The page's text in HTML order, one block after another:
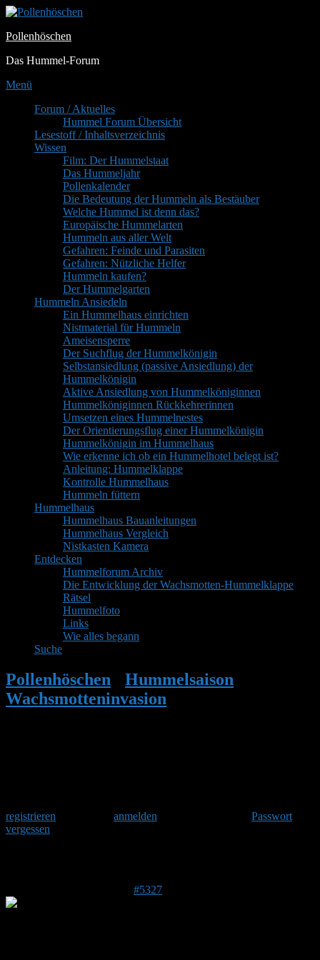
Zum
springen
Pollenhöschen
Das Hummel-Forum
Menü
PrimäresForum / Aktuelles
Hummel Forum Übersicht
Lesestoff / Inhaltsverzeichnis
Wissen
Film: Der Hummelstaat
Das Hummeljahr
Pollenkalender
Die Bedeutung der Hummeln als Bestäuber
Welche Hummel ist denn das?
Europäische Hummelarten
Hummeln aus aller Welt
Gefahren: Feinde und Parasiten
Gefahren: Nützliche Helfer
Hummeln kaufen?
Der Hummelgarten
Hummeln Ansiedeln
Ein Hummelhaus einrichten
Nistmaterial für Hummeln
Ameisensperre
Der Suchflug der Hummelkönigin
Selbstansiedlung (passive Ansiedlung) der
Hummelkönigin
Aktive Ansiedlung von Hummelköniginnen
Hummelköniginnen Rückkehrerinnen
Umsetzen eines Hummelnestes
Der Orientierungsflug einer Hummelkönigin
Hummelkönigin im Hummelhaus
Wie erkenne ich ob ein Hummelhotel belegt ist?
Anleitung: Hummelklappe
Kontrolle Hummelhaus
Hummeln füttern
Hummelhaus
Hummelhaus Bauanleitungen
Hummelhaus Vergleich
Nistkasten Kamera
Entdecken
Hummelforum Archiv
Die Entwicklung der Wachsmotten-Hummelklappe
Rätsel
Hummelfoto
Links
Wie alles begann
Suche
Pollenhöschen Hummelsaison
Wachsmotteninvasion
registrieren
anmelden
Passwort
vergessen
#5327